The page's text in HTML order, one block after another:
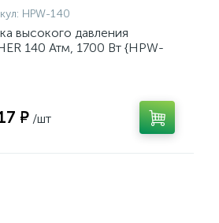
HPW-140
высокого давления
140 Атм, 1700 Вт {HPW-
₽ /шт